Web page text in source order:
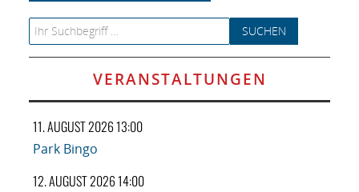
Search for:
VERANSTALTUNGEN
11. AUGUST 2026 13:00
Park Bingo
12. AUGUST 2026 14:00